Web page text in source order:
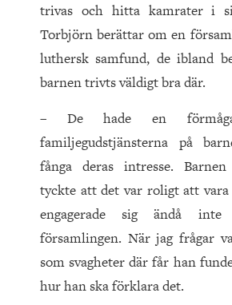
trivas och hitta kamrater i
Torbjörn berättar om en
luthersk samfund, de ibland
barnen trivts väldigt bra där.
– De hade en
familjegudstjänsterna på
fånga deras intresse.
tyckte att det var roligt att
engagerade sig ändå
församlingen. När jag frågar
som svagheter där får han
hur han ska förklara det.